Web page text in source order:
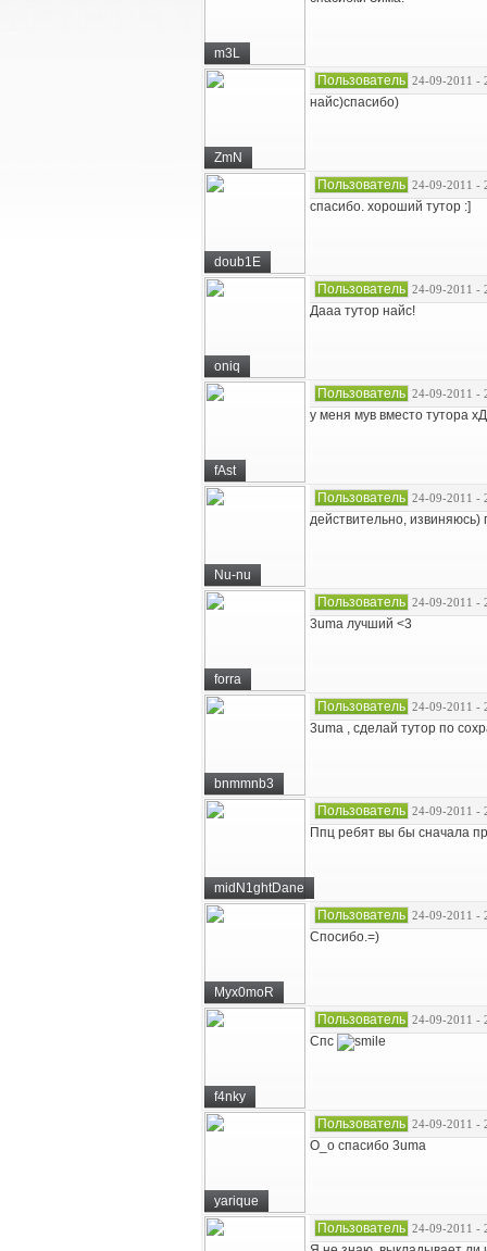
m3L
ZmN
Пользователь 24-09-2011 -
найс)спасибо)
doub1E
Пользователь 24-09-2011 -
спасибо. хороший тутор :]
oniq
Пользователь 24-09-2011 -
Дааа тутор найс!
fAst
Пользователь 24-09-2011 -
у меня мув вместо тутора хД
Nu-nu
Пользователь 24-09-2011 -
действительно, извиняюсь)
forra
Пользователь 24-09-2011 -
3uma лучший <3
bnmmnb3
Пользователь 24-09-2011 -
3uma , сделай тутор по
midN1ghtDane
Пользователь 24-09-2011 -
Ппц ребят вы бы сначала
Myx0moR
Пользователь 24-09-2011 -
Спосибо.=)
f4nky
Пользователь 24-09-2011 -
Спс
yarique
Пользователь 24-09-2011 -
О_о спасибо 3uma
Пользователь 24-09-2011 -